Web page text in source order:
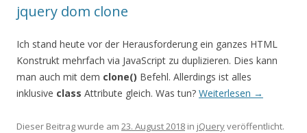
jquery dom clone
Ich stand heute vor der Herausforderung ein ganzes HTML
Konstrukt mehrfach via JavaScript zu duplizieren. Dies kann
man auch mit dem clone() Befehl. Allerdings ist alles
inklusive class Attribute gleich. Was tun? Weiterlesen →
Dieser Beitrag wurde am 23. August 2018 in jQueryveröffentlicht.